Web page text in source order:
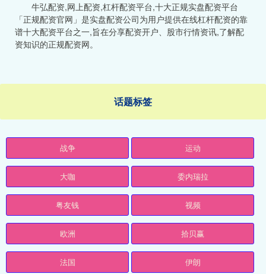
牛弘配资,网上配资,杠杆配资平台,十大正规实盘配资平台
「正规配资官网」是实盘配资公司为用户提供在线杠杆配资的靠
谱十大配资平台之一,旨在分享配资开户、股市行情资讯,了解配
资知识的正规配资网。
话题标签
战争 运动
大咖 委内瑞拉
粤友钱 视频
欧洲 拾贝赢
法国 伊朗